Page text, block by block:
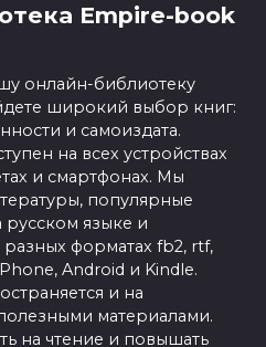
Empire-book
онлайн-библиотеку
широкий выбор книг:
и самоиздата.
на всех устройствах
и смартфонах. Мы
популярные
русском языке и
разных форматах fb2, rtf,
Android и Kindle.
и на
материалами.
на чтение и повышать